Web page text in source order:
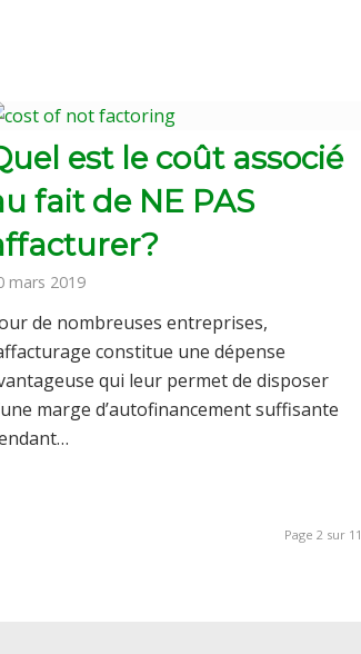
est le coût associé
fait de NE PAS
mars 2019
de nombreuses entreprises,
constitue une dépense
qui leur permet de disposer
marge d’autofinancement suffisante
Page 2 sur 11